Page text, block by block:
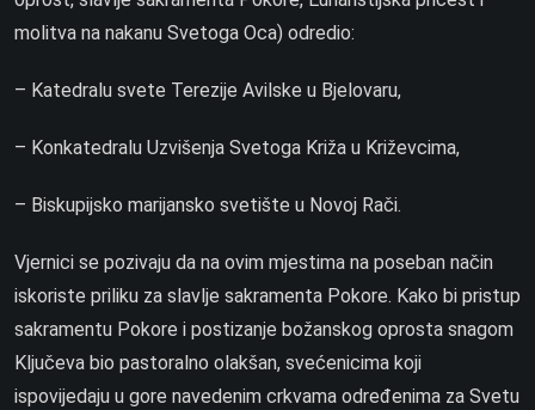
molitva na nakanu Svetoga Oca) odredio:
– Katedralu svete Terezije Avilske u Bjelovaru,
– Konkatedralu Uzvišenja Svetoga Križa u Križevcima,
– Biskupijsko marijansko svetište u Novoj Rači.
Vjernici se pozivaju da na ovim mjestima na poseban način
iskoriste priliku za slavlje sakramenta Pokore. Kako bi pristup
sakramentu Pokore i postizanje božanskog oprosta snagom
Ključeva bio pastoralno olakšan, svećenicima koji
ispovijedaju u gore navedenim crkvama određenima za Svetu